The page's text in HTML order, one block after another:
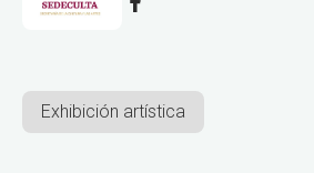
Exhibición artística